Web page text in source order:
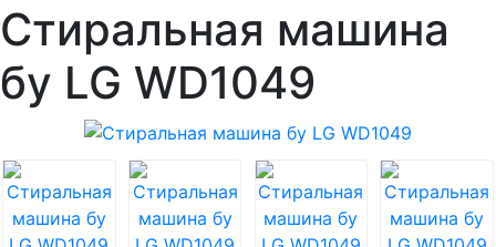
Стиральная машина
бу LG WD1049